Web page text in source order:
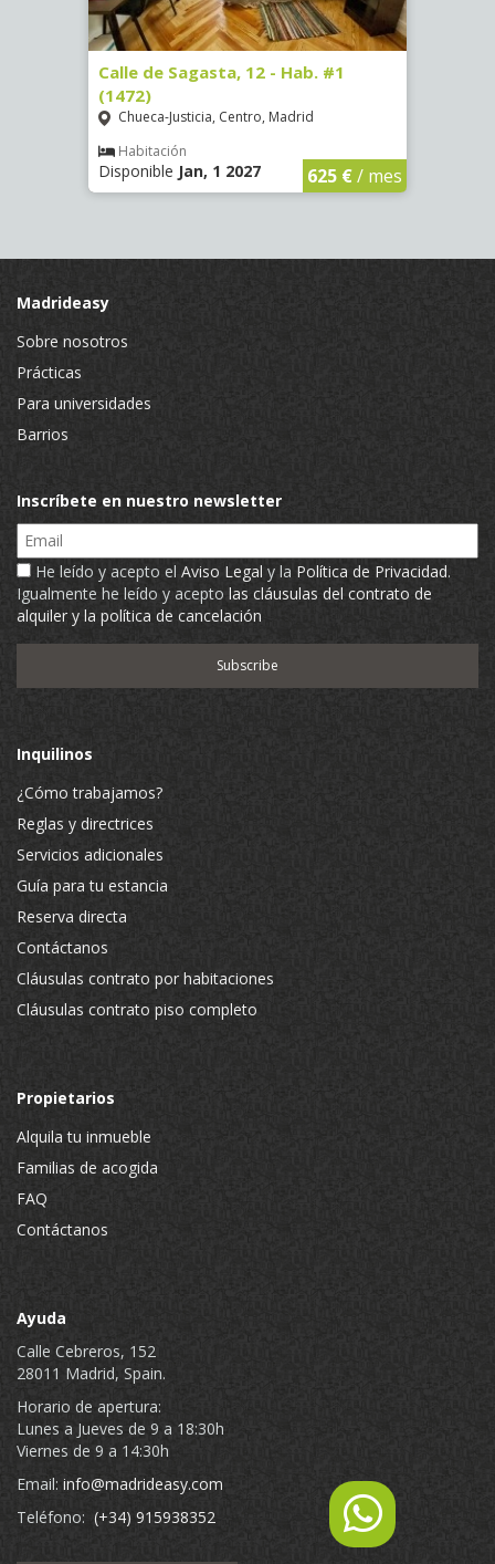
Calle de Sagasta, 12 - Hab. #1
(1472)
Chueca-Justicia, Centro, Madrid
Habitación
Disponible Jan, 1 2027 625 €/ mes
Madrideasy
Sobre nosotros
Prácticas
Para universidades
Barrios
Inscríbete en nuestro newsletter
Email
He leído y acepto el Aviso Legal y la Política de Privacidad.
Igualmente he leído y acepto las cláusulas del contrato de
alquiler y la política de cancelación
Inquilinos
¿Cómo trabajamos?
Reglas y directrices
Servicios adicionales
Guía para tu estancia
Reserva directa
Contáctanos
Cláusulas contrato por habitaciones
Cláusulas contrato piso completo
Propietarios
Alquila tu inmueble
Familias de acogida
FAQ
Contáctanos
Ayuda
Calle Cebreros, 152
28011 Madrid, Spain.
Horario de apertura:
Lunes a Jueves de 9 a 18:30h
Viernes de 9 a 14:30h
Email: info@madrideasy.com
Teléfono: (+34) 915938352